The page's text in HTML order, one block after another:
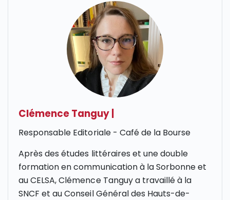
Clémence Tanguy
Responsable Editoriale - Café de la Bourse
Après des études littéraires et une double
formation en communication à la Sorbonne et
au CELSA, Clémence Tanguy a travaillé à la
SNCF et au Conseil Général des Hauts-de-